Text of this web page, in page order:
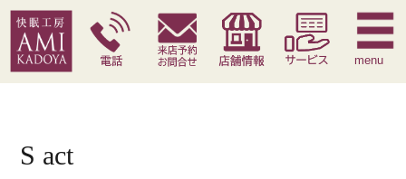
快眠枕 腰痛対策寝具 季節寝具 サービス
menu
S act